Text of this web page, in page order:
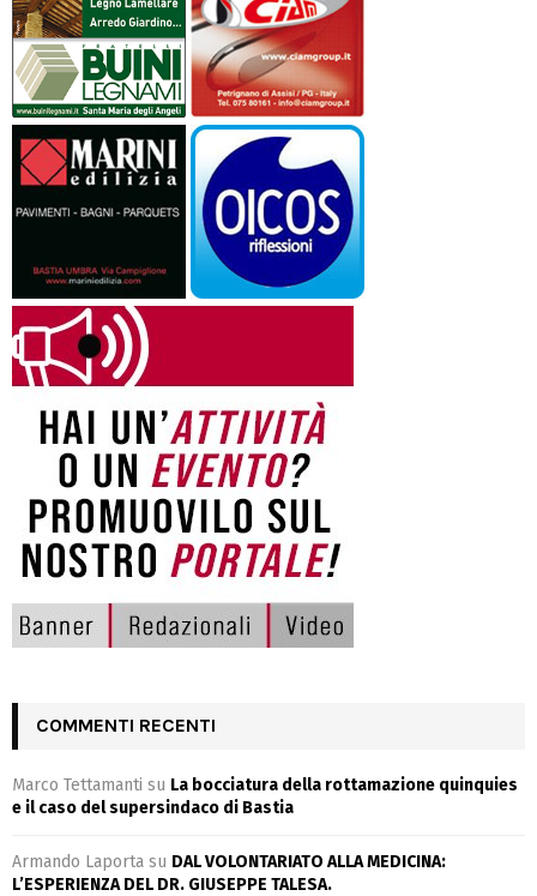
COMMENTI RECENTI
Marco Tettamanti su La bocciatura della rottamazione quinquies
e il caso del supersindaco di Bastia
Armando Laporta su DAL VOLONTARIATO ALLA MEDICINA:
L’ESPERIENZA DEL DR. GIUSEPPE TALESA.